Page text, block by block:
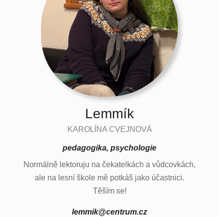
Lemmík
KAROLÍNA CVEJNOVÁ
pedagogika, psychologie
Normálně lektoruju na čekatelkách a vůdcovkách,
ale na lesní škole mě potkáš jako účastnici.
Těším se!
lemmik@centrum.cz